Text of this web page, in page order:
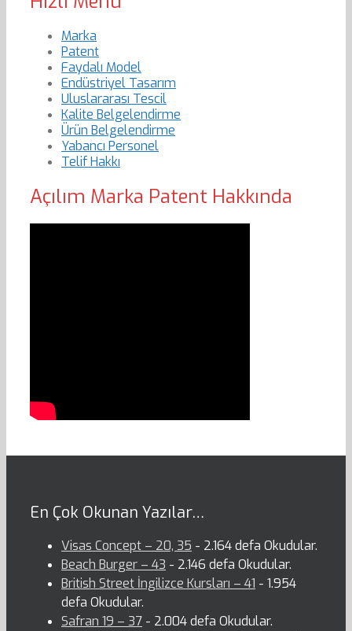
Marka
Patent
Faydalı Model
Endüstriyel Tasarım
Uluslararası Tescil
Kalite Belgelendirme
Ürün Belgelendirme
Yabancı Personel
Telif Hakkı
Açılım Marka Patent Hakkında
En Çok Okunan Yazılar…
Visas Concept – 20, 35 - 2.164 defa Okudular.
Beach Burger – 43 - 2.146 defa Okudular.
British Street İngilizce Kursları – 41 - 1.954
defa Okudular.
Safran 19 – 37 - 2.004 defa Okudular.